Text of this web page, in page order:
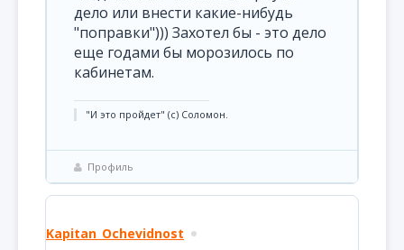
дело или внести какие-нибудь
"поправки"))) Захотел бы - это дело
еще годами бы морозилось по
кабинетам.
"И это пройдет" (с) Соломон.
Профиль
Kapitan_Ochevidnost